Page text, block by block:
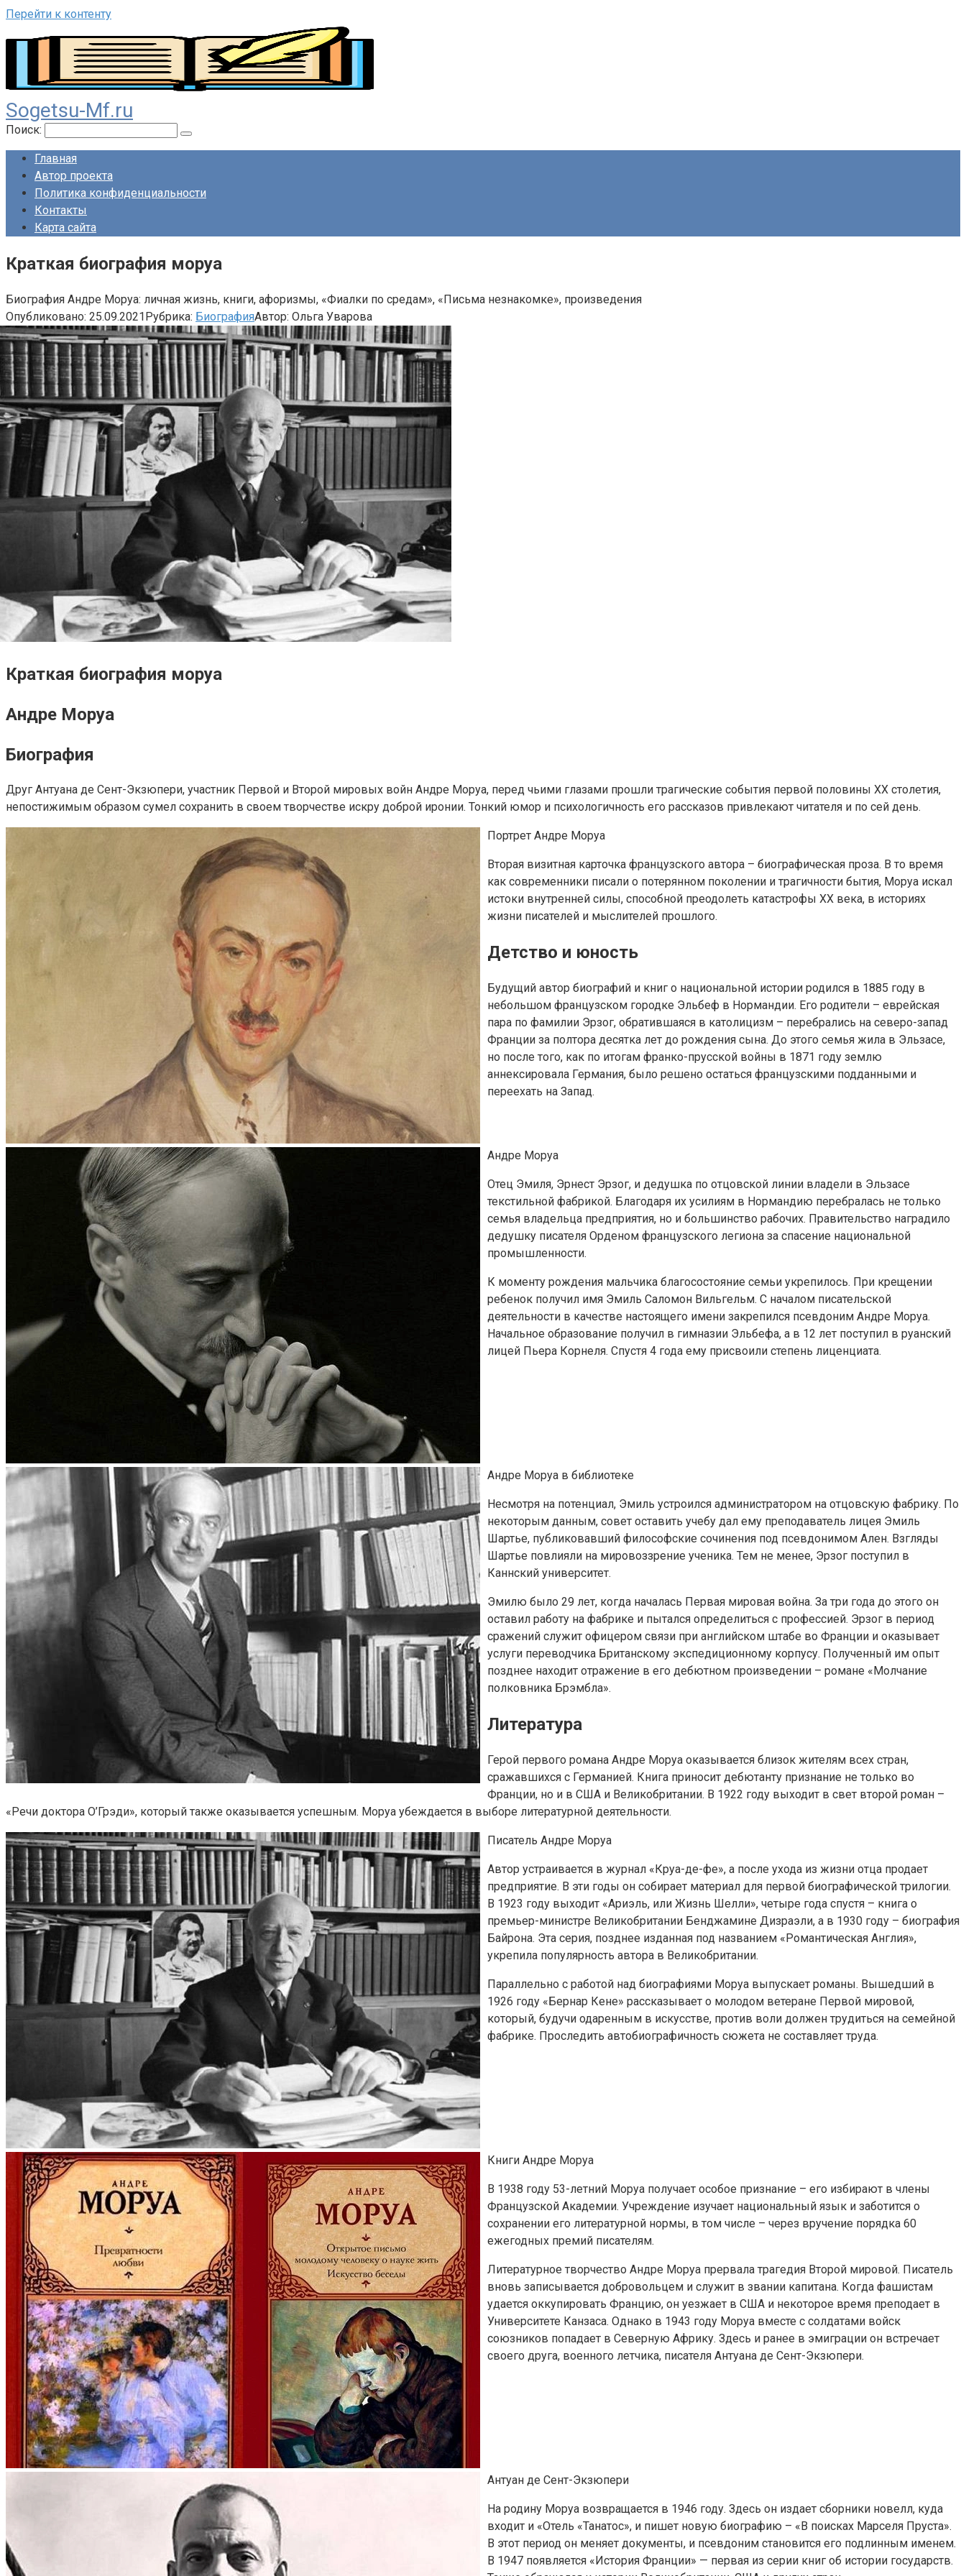
Перейти к контенту
Sogetsu-Mf.ru
Поиск:
Главная
Автор проекта
Политика конфиденциальности
Контакты
Карта сайта
Краткая биография моруа
Биография Андре Моруа: личная жизнь, книги, афоризмы, «Фиалки по средам», «Письма незнакомке», произведения
Опубликовано: 25.09.2021Рубрика: БиографияАвтор: Ольга Уварова
Краткая биография моруа
Андре Моруа
Биография
Друг Антуана де Сент-Экзюпери, участник Первой и Второй мировых войн Андре Моруа, перед чьими глазами прошли трагические события первой половины ХХ столетия,
непостижимым образом сумел сохранить в своем творчестве искру доброй иронии. Тонкий юмор и психологичность его рассказов привлекают читателя и по сей день.
Портрет Андре Моруа
Вторая визитная карточка французского автора – биографическая проза. В то время
как современники писали о потерянном поколении и трагичности бытия, Моруа искал
истоки внутренней силы, способной преодолеть катастрофы XX века, в историях
жизни писателей и мыслителей прошлого.
Детство и юность
Будущий автор биографий и книг о национальной истории родился в 1885 году в
небольшом французском городке Эльбеф в Нормандии. Его родители – еврейская
пара по фамилии Эрзог, обратившаяся в католицизм – перебрались на северо-запад
Франции за полтора десятка лет до рождения сына. До этого семья жила в Эльзасе,
но после того, как по итогам франко-прусской войны в 1871 году землю
аннексировала Германия, было решено остаться французскими подданными и
переехать на Запад.
Андре Моруа
Отец Эмиля, Эрнест Эрзог, и дедушка по отцовской линии владели в Эльзасе
текстильной фабрикой. Благодаря их усилиям в Нормандию перебралась не только
семья владельца предприятия, но и большинство рабочих. Правительство наградило
дедушку писателя Орденом французского легиона за спасение национальной
промышленности.
К моменту рождения мальчика благосостояние семьи укрепилось. При крещении
ребенок получил имя Эмиль Саломон Вильгельм. С началом писательской
деятельности в качестве настоящего имени закрепился псевдоним Андре Моруа.
Начальное образование получил в гимназии Эльбефа, а в 12 лет поступил в руанский
лицей Пьера Корнеля. Спустя 4 года ему присвоили степень лиценциата.
Андре Моруа в библиотеке
Несмотря на потенциал, Эмиль устроился администратором на отцовскую фабрику. По
некоторым данным, совет оставить учебу дал ему преподаватель лицея Эмиль
Шартье, публиковавший философские сочинения под псевдонимом Ален. Взгляды
Шартье повлияли на мировоззрение ученика. Тем не менее, Эрзог поступил в
Каннский университет.
Эмилю было 29 лет, когда началась Первая мировая война. За три года до этого он
оставил работу на фабрике и пытался определиться с профессией. Эрзог в период
сражений служит офицером связи при английском штабе во Франции и оказывает
услуги переводчика Британскому экспедиционному корпусу. Полученный им опыт
позднее находит отражение в его дебютном произведении – романе «Молчание
полковника Брэмбла».
Литература
Герой первого романа Андре Моруа оказывается близок жителям всех стран,
сражавшихся с Германией. Книга приносит дебютанту признание не только во
Франции, но и в США и Великобритании. В 1922 году выходит в свет второй роман –
«Речи доктора О’Грэди», который также оказывается успешным. Моруа убеждается в выборе литературной деятельности.
Писатель Андре Моруа
Автор устраивается в журнал «Круа-де-фе», а после ухода из жизни отца продает
предприятие. В эти годы он собирает материал для первой биографической трилогии.
В 1923 году выходит «Ариэль, или Жизнь Шелли», четыре года спустя – книга о
премьер-министре Великобритании Бенджамине Дизраэли, а в 1930 году – биография
Байрона. Эта серия, позднее изданная под названием «Романтическая Англия»,
укрепила популярность автора в Великобритании.
Параллельно с работой над биографиями Моруа выпускает романы. Вышедший в
1926 году «Бернар Кене» рассказывает о молодом ветеране Первой мировой,
который, будучи одаренным в искусстве, против воли должен трудиться на семейной
фабрике. Проследить автобиографичность сюжета не составляет труда.
Книги Андре Моруа
В 1938 году 53-летний Моруа получает особое признание – его избирают в члены
Французской Академии. Учреждение изучает национальный язык и заботится о
сохранении его литературной нормы, в том числе – через вручение порядка 60
ежегодных премий писателям.
Литературное творчество Андре Моруа прервала трагедия Второй мировой. Писатель
вновь записывается добровольцем и служит в звании капитана. Когда фашистам
удается оккупировать Францию, он уезжает в США и некоторое время преподает в
Университете Канзаса. Однако в 1943 году Моруа вместе с солдатами войск
союзников попадает в Северную Африку. Здесь и ранее в эмиграции он встречает
своего друга, военного летчика, писателя Антуана де Сент-Экзюпери.
Антуан де Сент-Экзюпери
На родину Моруа возвращается в 1946 году. Здесь он издает сборники новелл, куда
входит и «Отель «Танатос», и пишет новую биографию – «В поисках Марселя Пруста».
В этот период он меняет документы, и псевдоним становится его подлинным именем.
В 1947 появляется «История Франции» — первая из серии книг об истории государств.